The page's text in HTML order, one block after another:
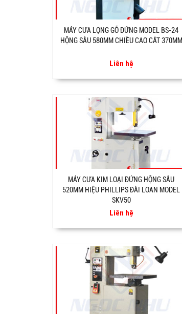
MÁY CƯA LỌNG GỖ ĐỨNG MODEL BS-24
HỘNG SÂU 580MM CHIỀU CAO CẮT 370MM
Liên hệ
MÁY CƯA KIM LOẠI ĐỨNG HỘNG SÂU
520MM HIỆU PHILLIPS ĐÀI LOAN MODEL
SKV50
Liên hệ